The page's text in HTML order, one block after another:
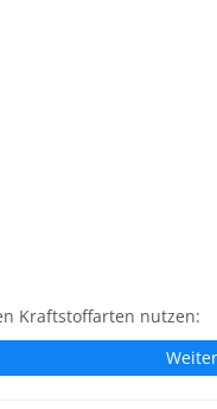
Kraftstoffarten nutzen: